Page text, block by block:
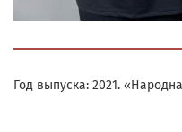
Год выпуска: 2021.